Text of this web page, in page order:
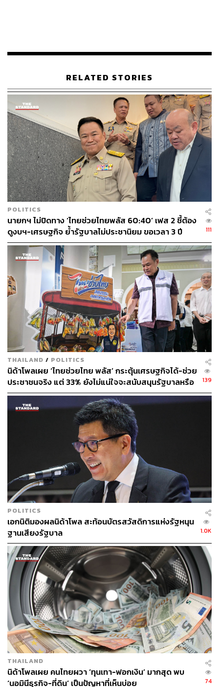
21
ABOUT THE AUTHOR
ธนกร วงษ์ปัญญา
บรรณาธิการข่าวในประเทศ กอง
บรรณาธิการข่าว THE STANDARD
ABOUT THE PHOTOGRAPHER
ชาติกล้า สำเนียงแจ่ม
ช่างภาพข่าว ประจำสำนักข่าว THE
STANDARD
RELATED STORIES
POLITICS
นายกฯ ไม่ปิดทาง ‘ไทยช่วยไทยพลัส 60:40’ เฟส 2 ชี้ต้อง
ดูงบฯ-เศรษฐกิจ ย้ำรัฐบาลไม่ประชานิยม ขอเวลา 3 ปี
พิสูจน์ผลงาน
111
THAILAND / POLITICS
นิด้าโพลเผย ‘ไทยช่วยไทย พลัส’ กระตุ้นเศรษฐกิจได้-ช่วย
ประชาชนจริง แต่ 33% ยังไม่แน่ใจจะสนับสนุนรัฐบาลหรือ
ไม่
139
POLITICS
เอกนิติมองผลนิด้าโพล สะท้อนบัตรสวัสดิการแห่งรัฐหนุน
ฐานเสียงรัฐบาล
1.0K
THAILAND
นิด้าโพลเผย คนไทยผวา ‘ทุนเทา-ฟอกเงิน’ มากสุด พบ
‘นอมินีธุรกิจ-ที่ดิน’ เป็นปัญหาที่เห็นบ่อย
74